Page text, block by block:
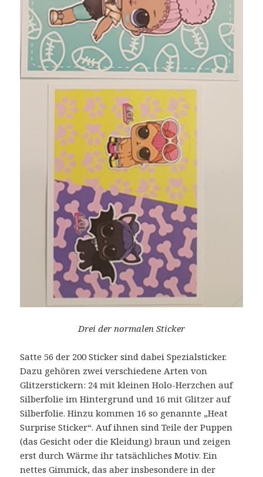
Drei der normalen Sticker
Satte 56 der 200 Sticker sind dabei Spezialsticker.
Dazu gehören zwei verschiedene Arten von
Glitzerstickern: 24 mit kleinen Holo-Herzchen auf
Silberfolie im Hintergrund und 16 mit Glitzer auf
Silberfolie. Hinzu kommen 16 so genannte „Heat
Surprise Sticker“. Auf ihnen sind Teile der Puppen
(das Gesicht oder die Kleidung) braun und zeigen
erst durch Wärme ihr tatsächliches Motiv. Ein
nettes Gimmick, das aber insbesondere in der